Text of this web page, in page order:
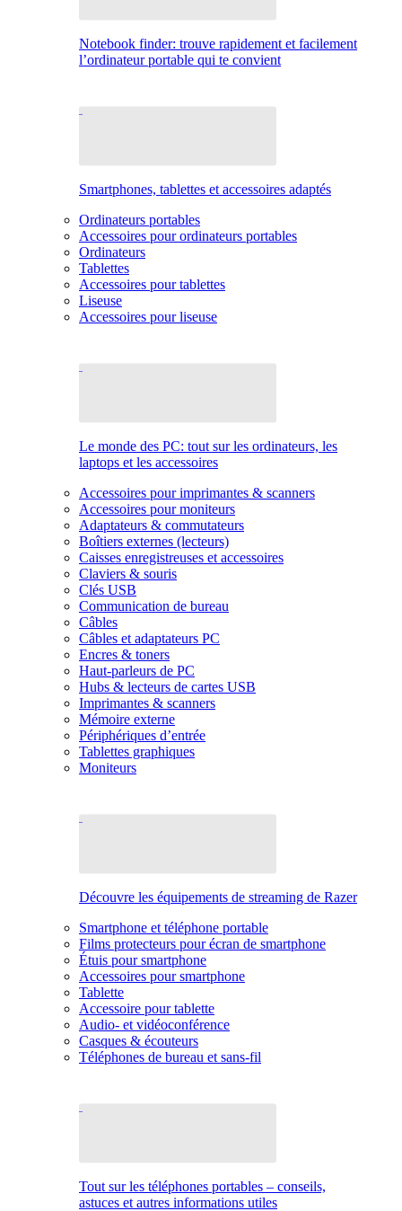
Notebook finder: trouve rapidement et facilement
l’ordinateur portable qui te convient
Smartphones, tablettes et accessoires adaptés
Ordinateurs portables
Accessoires pour ordinateurs portables
Ordinateurs
Tablettes
Accessoires pour tablettes
Liseuse
Accessoires pour liseuse
Le monde des PC: tout sur les ordinateurs, les
laptops et les accessoires
Accessoires pour imprimantes & scanners
Accessoires pour moniteurs
Adaptateurs & commutateurs
Boîtiers externes (lecteurs)
Caisses enregistreuses et accessoires
Claviers & souris
Clés USB
Communication de bureau
Câbles
Câbles et adaptateurs PC
Encres & toners
Haut-parleurs de PC
Hubs & lecteurs de cartes USB
Imprimantes & scanners
Mémoire externe
Périphériques d’entrée
Tablettes graphiques
Moniteurs
Découvre les équipements de streaming de Razer
Smartphone et téléphone portable
Films protecteurs pour écran de smartphone
Étuis pour smartphone
Accessoires pour smartphone
Tablette
Accessoire pour tablette
Audio- et vidéoconférence
Casques & écouteurs
Téléphones de bureau et sans-fil
Tout sur les téléphones portables – conseils,
astuces et autres informations utiles